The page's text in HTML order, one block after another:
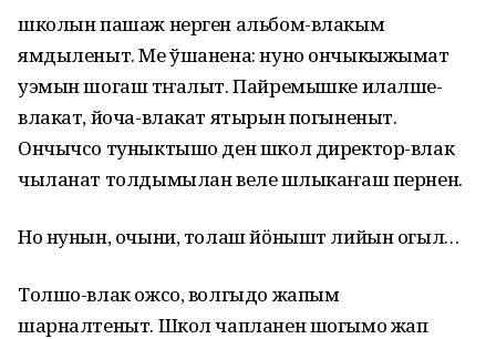
школын пашаж нерген альбом-влакым
ямдыленыт. Ме ўшанена: нуно ончыкыжымат
уэмын шогаш тӱҥалыт. Пайремышке илалше-
влакат, йоча-влакат ятырын погыненыт.
Ончычсо туныктышо ден школ директор-влак
чыланат толдымылан веле шӱлыкаҥаш пернен.
Но нунын, очыни, толаш йӧнышт лийын огыл…
Толшо-влак ожсо, волгыдо жапым
шарналтеныт. Школ чапланен шогымо жап